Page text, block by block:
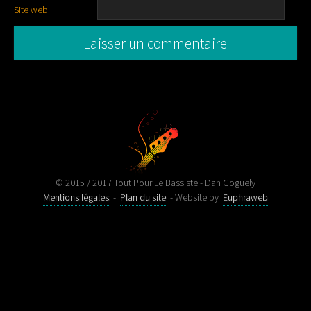
Site web
© 2015 / 2017 Tout Pour Le Bassiste - Dan Goguely
Mentions légales - Plan du site - Website by Euphraweb